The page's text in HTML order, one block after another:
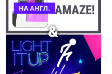
НА АНГЛ.